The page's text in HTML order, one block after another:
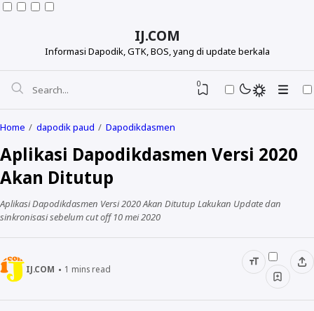
IJ.COM
Informasi Dapodik, GTK, BOS, yang di update berkala
Dapodikdasmen
Info GTK
0
Home dapodik paud Dapodikdasmen
Aplikasi Dapodikdasmen Versi 2020
Akan Ditutup
Aplikasi Dapodikdasmen Versi 2020 Akan Ditutup Lakukan Update dan
sinkronisasi sebelum cut off 10 mei 2020
IJ.COM 1 mins read